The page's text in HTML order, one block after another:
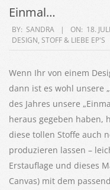
Einmal…
2023-
07-
BY: SANDRA ON: 18.
DESIGN, STOFF & LIEBE EP'S
Wenn Ihr von einem
dann ist es wohl unsere
des Jahres unsere
heraus gegeben haben,
diese tollen Stoffe auch
produzieren lassen –
Erstauflage und dieses
Canvas) mit dem